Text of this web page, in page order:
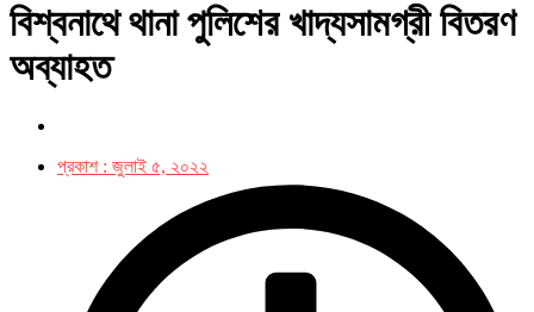
বিশ্বনাথে থানা পুলিশের খাদ্যসামগ্রী বিতরণ
অব্যাহত
প্রকাশ : জুলাই ৫, ২০২২